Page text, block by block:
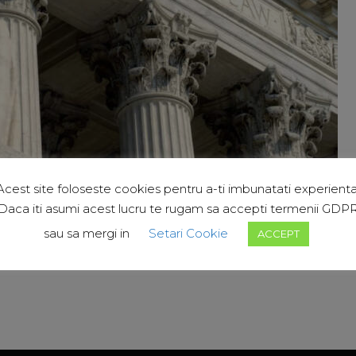
site foloseste cookies pentru a-ti imbunatati
iti asumi acest lucru te rugam sa accepti termenii
sau sa mergi in
Setari Cookie ACCEPT